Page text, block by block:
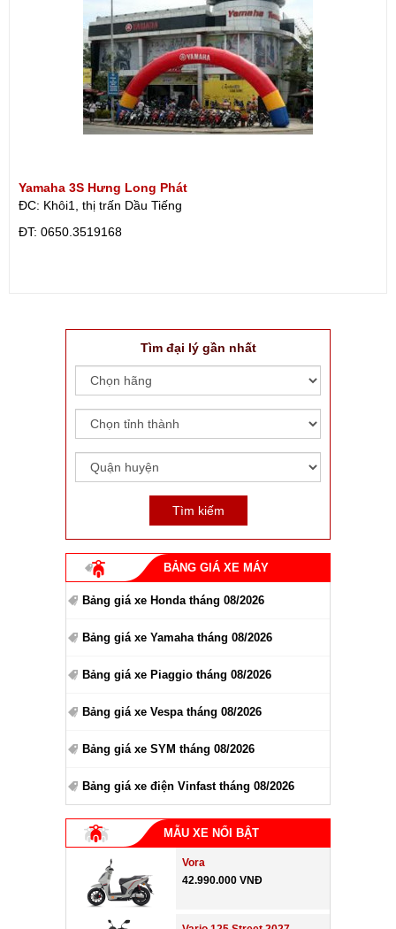
Yamaha 3S Hưng Long Phát
ĐC: Khôi1, thị trấn Dầu Tiếng
ÐT: 0650.3519168
Tìm đại lý gần nhất
BẢNG GIÁ XE MÁY
Bảng giá xe Honda tháng 08/2026
Bảng giá xe Yamaha tháng 08/2026
Bảng giá xe Piaggio tháng 08/2026
Bảng giá xe Vespa tháng 08/2026
Bảng giá xe SYM tháng 08/2026
Bảng giá xe điện Vinfast tháng 08/2026
MẪU XE NỔI BẬT
Vora
42.990.000 VNĐ